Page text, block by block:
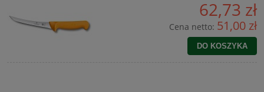
62,73 zł
Cena netto: 51,00 zł
DO KOSZYKA